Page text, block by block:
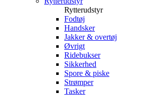
Rytterudstyr
Fodtøj
Handsker
Jakker & overtøj
Øvrigt
Ridebukser
Sikkerhed
Spore & piske
Strømper
Tasker